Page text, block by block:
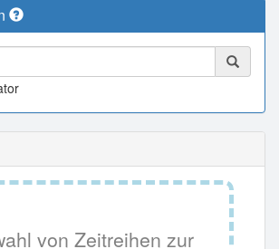
von Zeitreihen zur